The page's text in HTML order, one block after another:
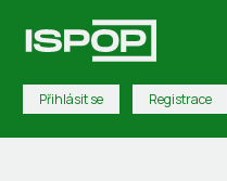
Přihlásit se Registrace